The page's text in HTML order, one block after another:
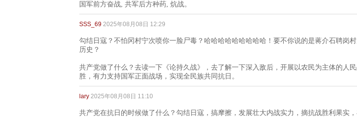
国军前方奋战, 共军后方种药, 炕战。
SSS_69 2025年08月08日 12:29
勾结日寇？不怕冈村宁次喷你一脸尸毒？哈哈哈哈哈哈哈哈哈！要不你说的是蒋介石聘岗
历史？
共产党做了什么？去读一下《论持久战》，去了解一下深入敌后，开展以农民为主体的人
胜，有力支持国军正面战场，实现全民族共同抗日。
lary 2025年08月08日 11:10
共产党在抗日的时候做了什么？勾结日寇，搞摩擦，发展壮大内战实力，摘抗战胜利果实